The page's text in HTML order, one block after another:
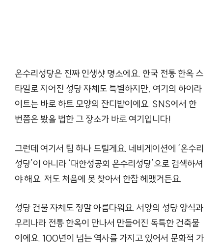
온수리성당은 진짜 인생샷 명소에요. 한국 전통 한옥 스
타일로 지어진 성당 자체도 특별하지만, 여기의 하이라
이트는 바로 하트 모양의 잔디밭이에요. SNS에서 한
번쯤은 봤을 법한 그 장소가 바로 여기입니다!
그런데 여기서 팁 하나 드릴게요. 네비게이션에 ‘온수리
성당’이 아니라 ‘대한성공회 온수리성당’으로 검색하셔
야 해요. 저도 처음에 못 찾아서 한참 헤맸거든요.
성당 건물 자체도 정말 아름다워요. 서양의 성당 양식과
우리나라 전통 한옥이 만나서 만들어진 독특한 건축물
이에요. 100년이 넘는 역사를 가지고 있어서 문화적 가